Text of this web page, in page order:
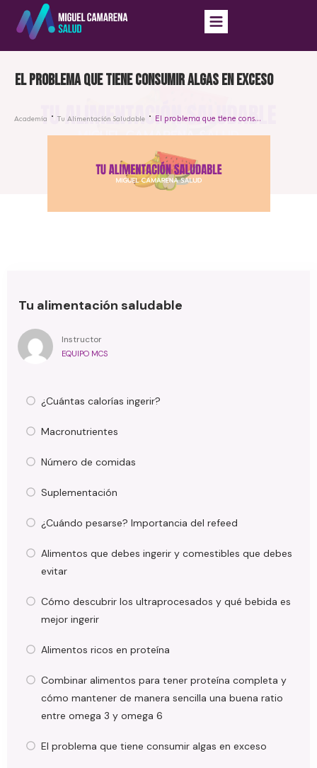
El problema que tiene consumir algas en exceso
Academia Tu Alimentación Saludable El problema que tiene consumir algas en exceso
Tu alimentación saludable
Instructor
EQUIPO MCS
¿Cuántas calorías ingerir?
Macronutrientes
Número de comidas
Suplementación
¿Cuándo pesarse? Importancia del refeed
Alimentos que debes ingerir y comestibles que debes
evitar
Cómo descubrir los ultraprocesados y qué bebida es
mejor ingerir
Alimentos ricos en proteína
Combinar alimentos para tener proteína completa y
cómo mantener de manera sencilla una buena ratio
entre omega 3 y omega 6
El problema que tiene consumir algas en exceso